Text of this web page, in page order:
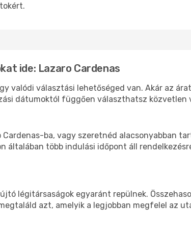
ide: Lazaro Cardenas
valódi választási lehetőséged van. Akár az
dátumoktól függően választhatsz közvetlen
ba, vagy szeretnéd alacsonyabban
általában több indulási időpont áll
légitársaságok egyaránt repülnek.
azt, amelyik a legjobban megfelel az